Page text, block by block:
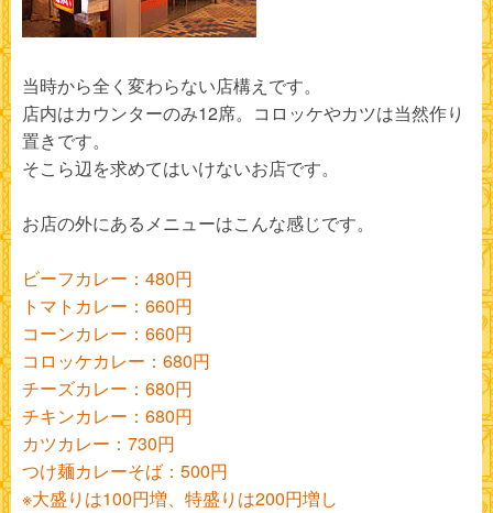
当時から全く変わらない店構えです。
店内はカウンターのみ12席。コロッケやカツは当然作り
置きです。
そこら辺を求めてはいけないお店です。
お店の外にあるメニューはこんな感じです。
ビーフカレー：480円
トマトカレー：660円
コーンカレー：660円
コロッケカレー：680円
チーズカレー：680円
チキンカレー：680円
カツカレー：730円
つけ麺カレーそば：500円
※大盛りは100円増、特盛りは200円増し